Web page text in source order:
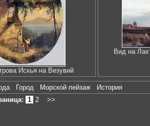
Искья на Везувий
Вид на
Город Морской пейзаж
История
1 2
>>